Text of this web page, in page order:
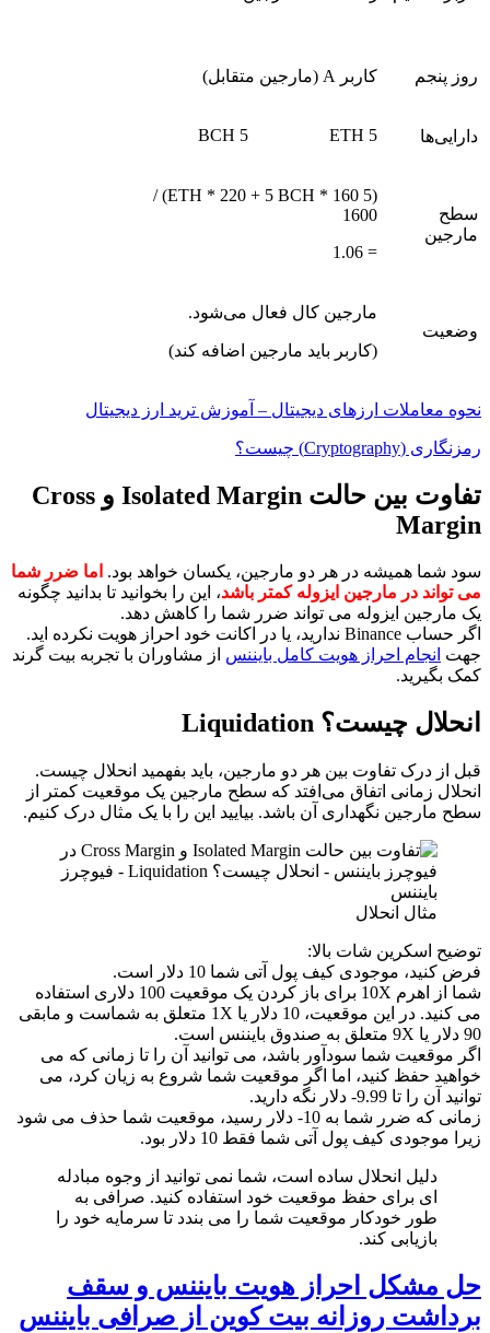
روز پنجم کاربر A (مارجین متقابل)
دارایی‌ها 5 ETH
5 BCH
سطح
مارجین
(5 ETH * 220 + 5 BCH * 160) /
1600
= 1.06
وضعیت
مارجین کال فعال می‌شود.
(کاربر باید مارجین اضافه کند)
نحوه معاملات ارزهای دیجیتال – آموزش تريد ارز ديجيتال
رمزنگاری (Cryptography) چیست؟
تفاوت بین حالت Isolated Margin و Cross
Margin
سود شما همیشه در هر دو مارجین، یکسان خواهد بود. اما ضرر شما
می تواند در مارجین ایزوله کمتر باشد، این را بخوانید تا بدانید چگونه
یک مارجین ایزوله می تواند ضرر شما را کاهش دهد.
اگر حساب Binance ندارید، یا در اکانت خود احراز هویت نکرده اید.
جهت انجام احراز هویت کامل بایننس از مشاوران با تجربه بیت گرند
کمک بگیرید.
انحلال چیست؟ Liquidation
قبل از درک تفاوت بین هر دو مارجین، باید بفهمید انحلال چیست.
انحلال زمانی اتفاق می‌افتد که سطح مارجین یک موقعیت کمتر از
سطح مارجین نگهداری آن باشد. بیایید این را با یک مثال درک کنیم.
مثال انحلال
توضیح اسکرین شات بالا:
فرض کنید، موجودی کیف پول آتی شما 10 دلار است.
شما از اهرم 10X برای باز کردن یک موقعیت 100 دلاری استفاده
می کنید. در این موقعیت، 10 دلار یا 1X متعلق به شماست و مابقی
90 دلار یا 9X متعلق به صندوق بایننس است.
اگر موقعیت شما سودآور باشد، می توانید آن را تا زمانی که می
خواهید حفظ کنید، اما اگر موقعیت شما شروع به زیان کرد، می
توانید آن را تا 9.99- دلار نگه دارید.
زمانی که ضرر شما به 10- دلار رسید، موقعیت شما حذف می شود
زیرا موجودی کیف پول آتی شما فقط 10 دلار بود.
دلیل انحلال ساده است، شما نمی توانید از وجوه مبادله
ای برای حفظ موقعیت خود استفاده کنید. صرافی به
طور خودکار موقعیت شما را می بندد تا سرمایه خود را
بازیابی کند.
حل مشکل احراز هویت بایننس و سقف
برداشت روزانه بیت کوین از صرافی بایننس